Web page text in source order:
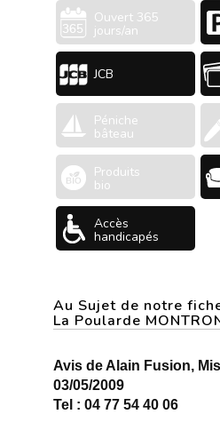
Ouvert 365
jours/an
JCB
Péniche
bâteau
Produits
bio
Accès
handicapés
Au Sujet de notre
La Poularde
Avis de Alain Fusion,
03/05/2009
Tel : 04 77 54 40 06